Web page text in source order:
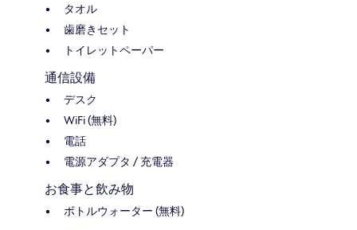
タオル
歯磨きセット
トイレットペーパー
通信設備
デスク
WiFi (無料)
電話
電源アダプタ / 充電器
お食事と飲み物
ボトルウォーター (無料)